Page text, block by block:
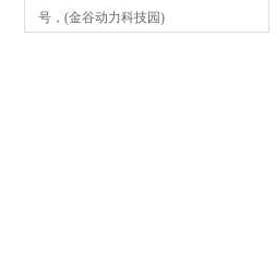
号，(金谷动力科技园)